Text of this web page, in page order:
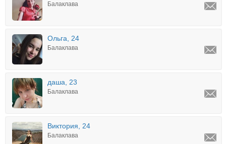
Балаклава
Ольга, 24
Балаклава
даша, 23
Балаклава
Виктория, 24
Балаклава